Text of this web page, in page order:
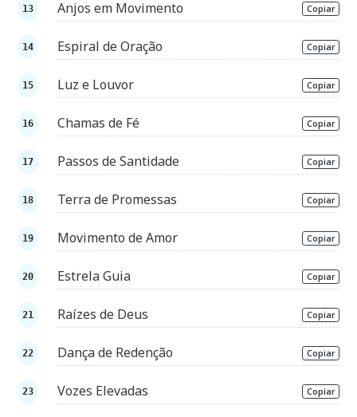
Anjos em Movimento Copiar
Espiral de Oração Copiar
Luz e Louvor Copiar
Chamas de Fé Copiar
Passos de Santidade Copiar
Terra de Promessas Copiar
Movimento de Amor Copiar
Estrela Guia Copiar
Raízes de Deus Copiar
Dança de Redenção Copiar
Vozes Elevadas Copiar